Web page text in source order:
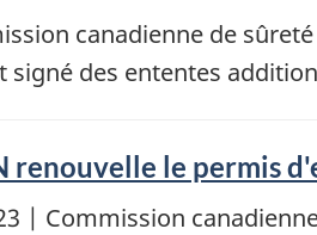
canadienne de
signé des ententes
renouvelle le permis
| Commission